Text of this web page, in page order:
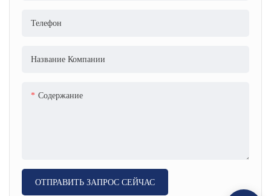
Телефон
Название Компании
Содержание
ОТПРАВИТЬ ЗАПРОС СЕЙЧАС